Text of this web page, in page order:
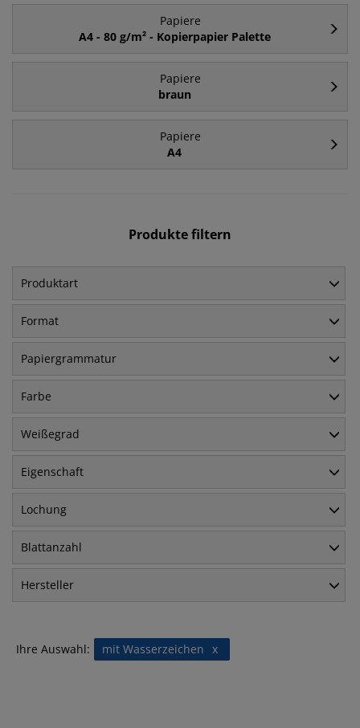
Papiere
A4 - 80 g/m² - Kopierpapier Palette
Papiere
braun
Papiere
A4
Produkte filtern
Produktart
Format
Papiergrammatur
Farbe
Weißegrad
Eigenschaft
Lochung
Blattanzahl
Hersteller
Ihre Auswahl: x
mit Wasserzeichen